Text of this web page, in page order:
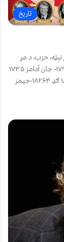
تاریخ
ﺣﺰﺏ، د مړ
کېدو کال۱- ﺟﻮﺭﺝ ﻭﺍشنګټن ۱۷۳۲ ۱۷۸۹-۱۷۹۷ ﻣﺴﺘﻘﻞ ۱۷۹۹۲- ﺟﺎﻥ ﺁﺩﺍﻣﺰ ۱۷۳۵